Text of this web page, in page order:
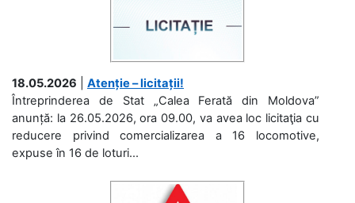
18.05.2026
Atenție – licitații!
Întreprinderea de Stat „Calea Ferată din Moldova”
anunță: la 26.05.2026, ora 09.00, va avea loc licitaţia cu
reducere privind comercializarea a 16 locomotive,
expuse în 16 de loturi...